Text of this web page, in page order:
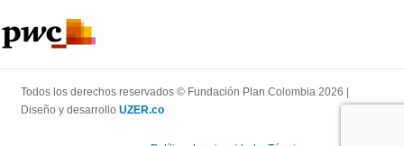
Todos los derechos reservados © Fundación Plan Colombia 2026 |
Diseño y desarrollo UZER.co